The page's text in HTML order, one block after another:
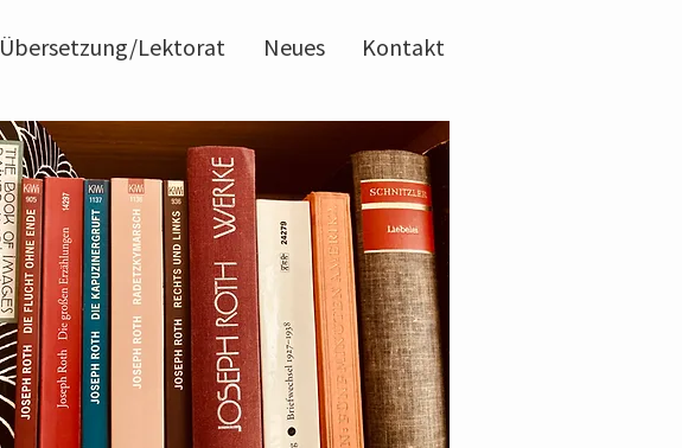
Übersetzung/Lektorat Neues Kontakt